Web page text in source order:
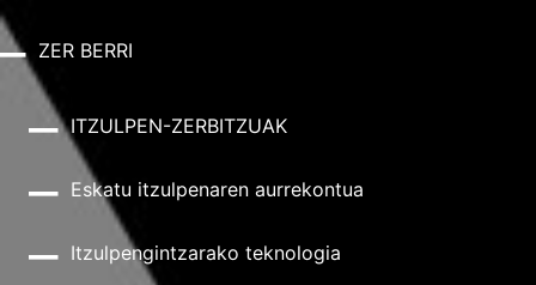
ZER BERRI
ITZULPEN-ZERBITZUAK
Eskatu itzulpenaren aurrekontua
Itzulpengintzarako teknologia